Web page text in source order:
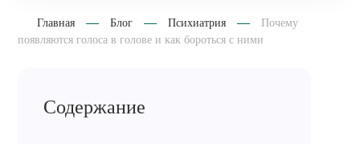
Главная Блог Психиатрия
Почему
появляются голоса в голове и как бороться с ними
Содержание